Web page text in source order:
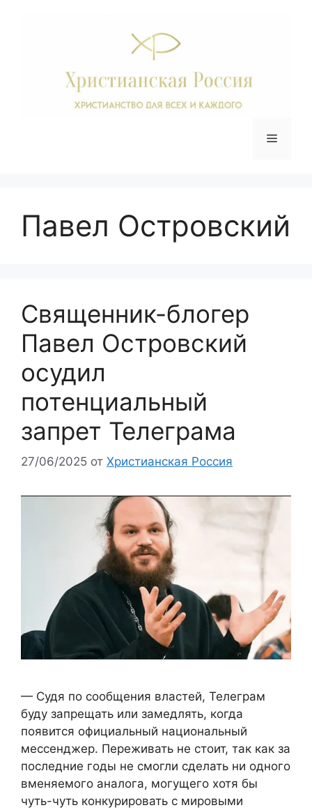
Меню
Павел Островский
Священник-блогер
Павел Островский
осудил
потенциальный
запрет Телеграма
27/06/2025 от Христианская Россия
— Судя по сообщения властей, Телеграм
буду запрещать или замедлять, когда
появится официальный национальный
мессенджер. Переживать не стоит, так как за
последние годы не смогли сделать ни одного
вменяемого аналога, могущего хотя бы
чуть-чуть конкурировать с мировыми